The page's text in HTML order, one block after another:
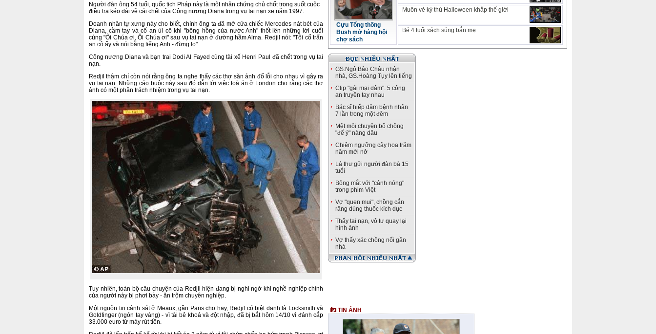
Người đàn ông 54 tuổi, quốc tịch Pháp này là một nhân chứng chủ chốt trong suốt cuộc
điều tra kéo dài về cái chết của Công nương Diana trong vụ tai nạn xe năm 1997.
Doanh nhân tự xưng này cho biết, chính ông ta đã mở cửa chiếc Mercedes nát bét của
Diana, cầm tay và cố an ủi cô khi "bông hồng của nước Anh" thốt lên những lời cuối
cùng "Ôi Chúa ơi, Ôi Chúa ơi" sau vụ tai nạn ở đường hầm Alma. Redjil nói: "Tôi cố trấn
an cô ấy và nói bằng tiếng Anh - đừng lo".
Công nương Diana và bạn trai Dodi Al Fayed cùng tài xế Henri Paul đã chết trong vụ tai
nạn.
Redjil thậm chí còn nói rằng ông ta nghe thấy các thợ săn ảnh đổ lỗi cho nhau vì gây ra
vụ tai nạn. Những cáo buộc này sau đó dẫn tới việc toà án ở London cho rằng các thợ
ảnh có một phần trách nhiệm trong vụ tai nạn.
Tuy nhiên, toàn bộ câu chuyện của Redjil hiện đang bị nghi ngờ khi nghề nghiệp chính
của người này bị phơi bày - ăn trộm chuyên nghiệp.
Một nguồn tin cảnh sát ở Meaux, gần Paris cho hay, Redjil có biệt danh là Locksmith và
Goldfinger (ngón tay vàng) - vì tài bẻ khoá và đột nhập, đã bị bắt hôm 14/10 vì đánh cắp
33.000 euro từ máy rút tiền.
Cựu Tổng thống
Bush mở hàng hội
chợ sách
Muôn vẻ kỳ thú Halloween khắp thế giới
Bé 4 tuổi xách súng bắn mẹ
GS.Ngô Bảo Châu nhận
nhà, GS.Hoàng Tụy lên tiếng
Clip "gái mại dâm": 5 công
an truyền tay nhau
Bác sĩ hiếp dâm bệnh nhân
7 lần trong một đêm
Mệt mỏi chuyện bố chồng
"để ý" nàng dâu
Chiêm ngưỡng cây hoa trăm
năm mới nở
Lá thư gửi người đàn bà 15
tuổi
Bỏng mắt với "cảnh nóng"
trong phim Việt
Vợ "quen mui", chồng cắn
răng dùng thuốc kích dục
Thấy tai nạn, vô tư quay lại
hình ảnh
Vợ thấy xác chồng nổi gần
nhà
TIN ẢNH